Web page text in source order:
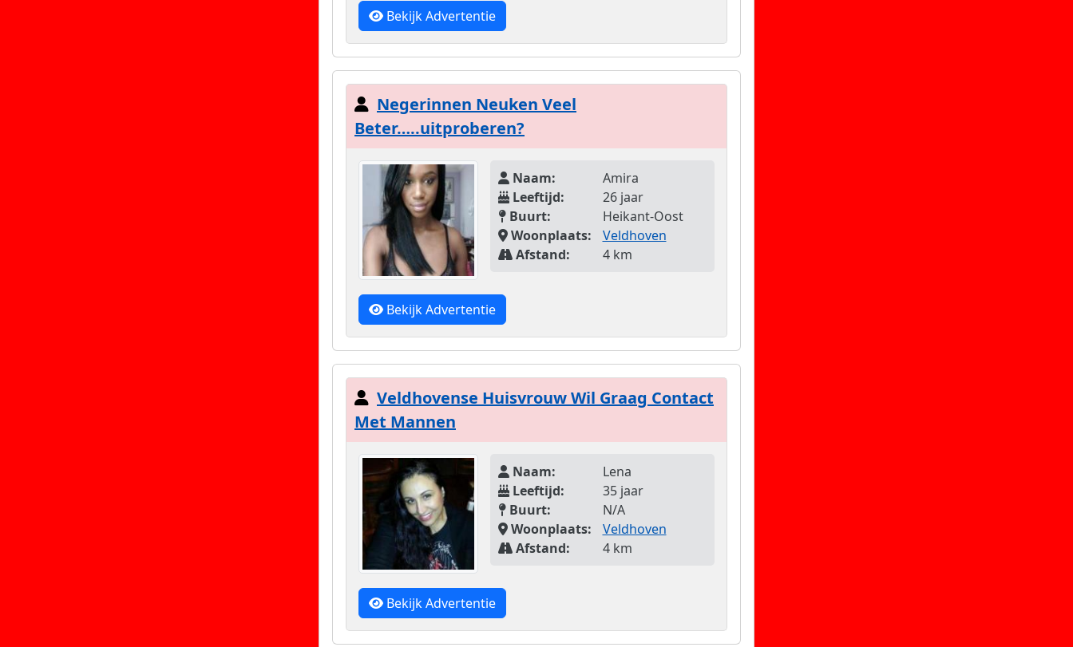
Bekijk Advertentie
Negerinnen Neuken Veel
Beter…..uitproberen?
Naam:
Amira
Leeftijd:
26 jaar
Buurt:
Heikant-Oost
Woonplaats:
Veldhoven
Afstand:
4 km
Bekijk Advertentie
Veldhovense Huisvrouw Wil Graag Contact
Met Mannen
Naam:
Lena
Leeftijd:
35 jaar
Buurt:
N/A
Woonplaats:
Veldhoven
Afstand:
4 km
Bekijk Advertentie